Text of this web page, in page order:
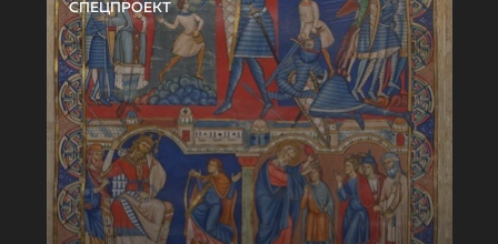
СПЕЦПРОЕКТ